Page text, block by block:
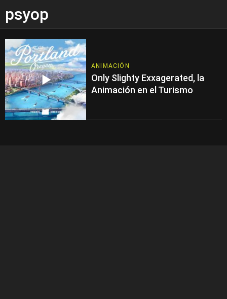
psyop
ANIMACIÓN
Only Slighty Exxagerated, la
Animación en el Turismo